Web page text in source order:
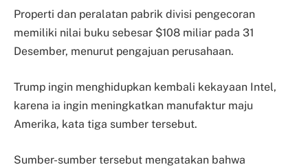
Properti dan peralatan pabrik divisi pengecoran
memiliki nilai buku sebesar $108 miliar pada 31
Desember, menurut pengajuan perusahaan.
Trump ingin menghidupkan kembali kekayaan Intel,
karena ia ingin meningkatkan manufaktur maju
Amerika, kata tiga sumber tersebut.
Sumber-sumber tersebut mengatakan bahwa